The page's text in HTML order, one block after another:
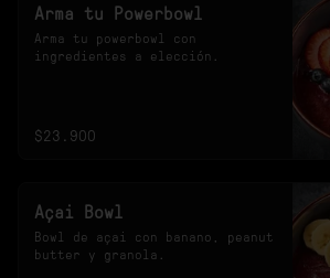
Arma tu Powerbowl
Arma tu powerbowl con
ingredientes a elección.
$23.900
Açai Bowl
Bowl de açai con banano, peanut
butter y granola.